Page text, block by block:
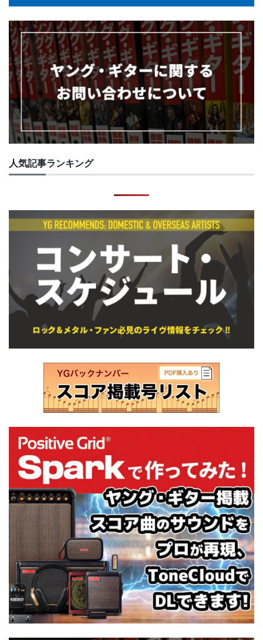
人気記事ランキング